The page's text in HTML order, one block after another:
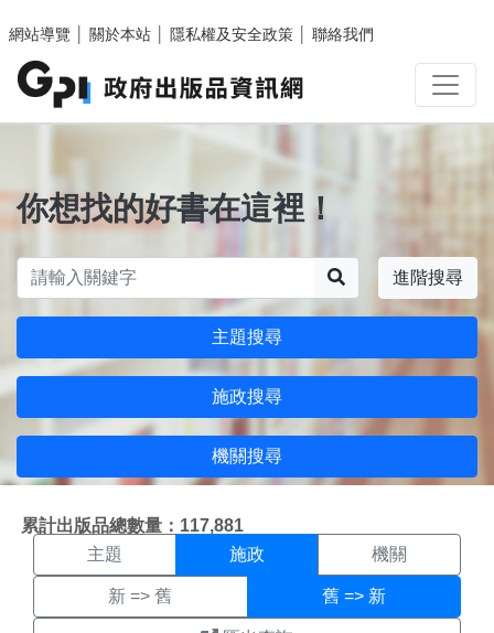
網站導覽
關於本站 隱私權及安全政策 聯絡我們
你想找的好書在這裡！
進階搜尋
主題搜尋
施政搜尋
機關搜尋
累計出版品總數量：117,881
施政搜尋結果頁面
主題 施政 機關
新 => 舊 舊 => 新